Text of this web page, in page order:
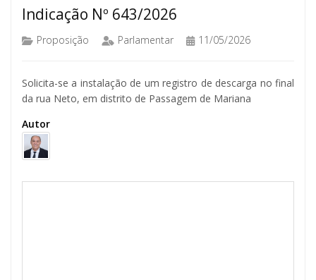
Indicação Nº 643/2026
Proposição Parlamentar 11/05/2026
Solicita-se a instalação de um registro de descarga no final
da rua Neto, em distrito de Passagem de Mariana
Autor